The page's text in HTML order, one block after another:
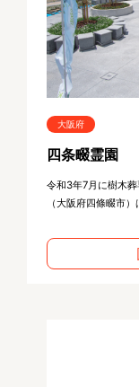
大阪府
四条畷霊園
令和3年7月に樹木
（大阪府四條畷市